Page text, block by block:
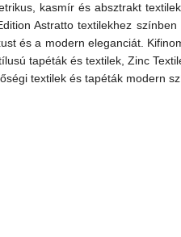
kasmír és absztrakt
Astratto textilekhez
és a modern eleganciát.
tapéták és textilek, Zinc
textilek és tapéták modern